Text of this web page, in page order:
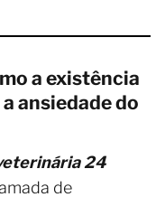
a existência
ansiedade do
24
de